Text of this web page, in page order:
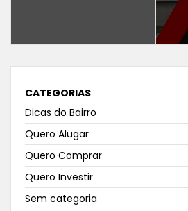
CATEGORIAS
Dicas do Bairro
Quero Alugar
Quero Comprar
Quero Investir
Sem categoria